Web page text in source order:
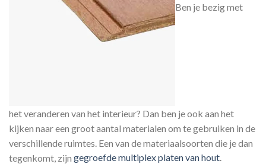
Ben je bezig met
het veranderen van het interieur? Dan ben je ook aan het
kijken naar een groot aantal materialen om te gebruiken in de
verschillende ruimtes. Een van de materiaalsoorten die je dan
tegenkomt, zijn gegroefde multiplex platen van hout.